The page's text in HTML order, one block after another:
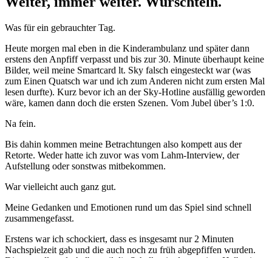
Was für ein gebrauchter Tag.
Heute morgen mal eben in die Kinderambulanz und später dann
erstens den Anpfiff verpasst und bis zur 30. Minute überhaupt keine
Bilder, weil meine Smartcard lt. Sky falsch eingesteckt war (was
zum Einen Quatsch war und ich zum Anderen nicht zum ersten Mal
lesen durfte). Kurz bevor ich an der Sky-Hotline ausfällig geworden
wäre, kamen dann doch die ersten Szenen. Vom Jubel über’s 1:0.
Na fein.
Bis dahin kommen meine Betrachtungen also kompett aus der
Retorte. Weder hatte ich zuvor was vom Lahm-Interview, der
Aufstellung oder sonstwas mitbekommen.
War vielleicht auch ganz gut.
Meine Gedanken und Emotionen rund um das Spiel sind schnell
zusammengefasst.
Erstens war ich schockiert, dass es insgesamt nur 2 Minuten
Nachspielzeit gab und die auch noch zu früh abgepfiffen wurden.